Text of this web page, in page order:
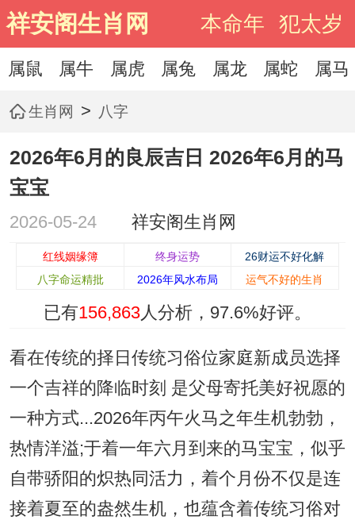
祥安阁生肖网 本命年 犯太岁
属鼠 属牛 属虎 属兔 属龙 属蛇 属马
生肖网 > 八字
2026年6月的良辰吉日 2026年6月的马
宝宝
2026-05-24 祥安阁生肖网
红线姻缘簿 终身运势
26财运不好化解
八字命运精批
2026年风水布局 运气不好的生肖
已有156,863人分析， 97.6%好评。
看在传统的择日传统习俗位家庭新成员选择
一个吉祥的降临时刻 是父母寄托美好祝愿的
一种方式...2026年丙午火马之年生机勃勃，
热情洋溢;于着一年六月到来的马宝宝，似乎
自带骄阳的炽热同活力，着个月份不仅是连
接着夏至的盎然生机，也蕴含着传统习俗对